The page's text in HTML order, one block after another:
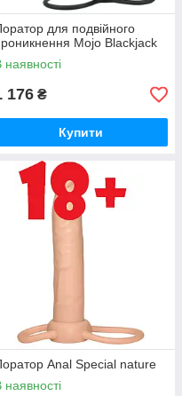
для подвійного
Mojo Blackjack
наявності
176 ₴
Купити
Anal Special nature
наявності